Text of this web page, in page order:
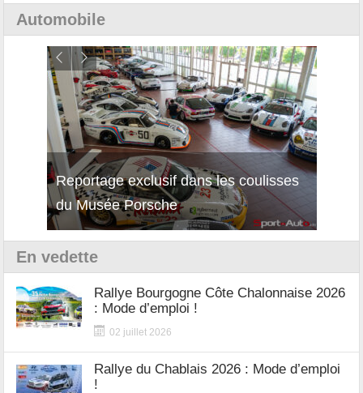
Automobile
Reportage exclusif dans les coulisses
du Musée Porsche
Découverte de la nouvelle Ferrari
12Cilindri Manuale
En vedette
Rallye Bourgogne Côte Chalonnaise 2026
: Mode d’emploi !
02 juillet 2026
Rallye du Chablais 2026 : Mode d’emploi
!